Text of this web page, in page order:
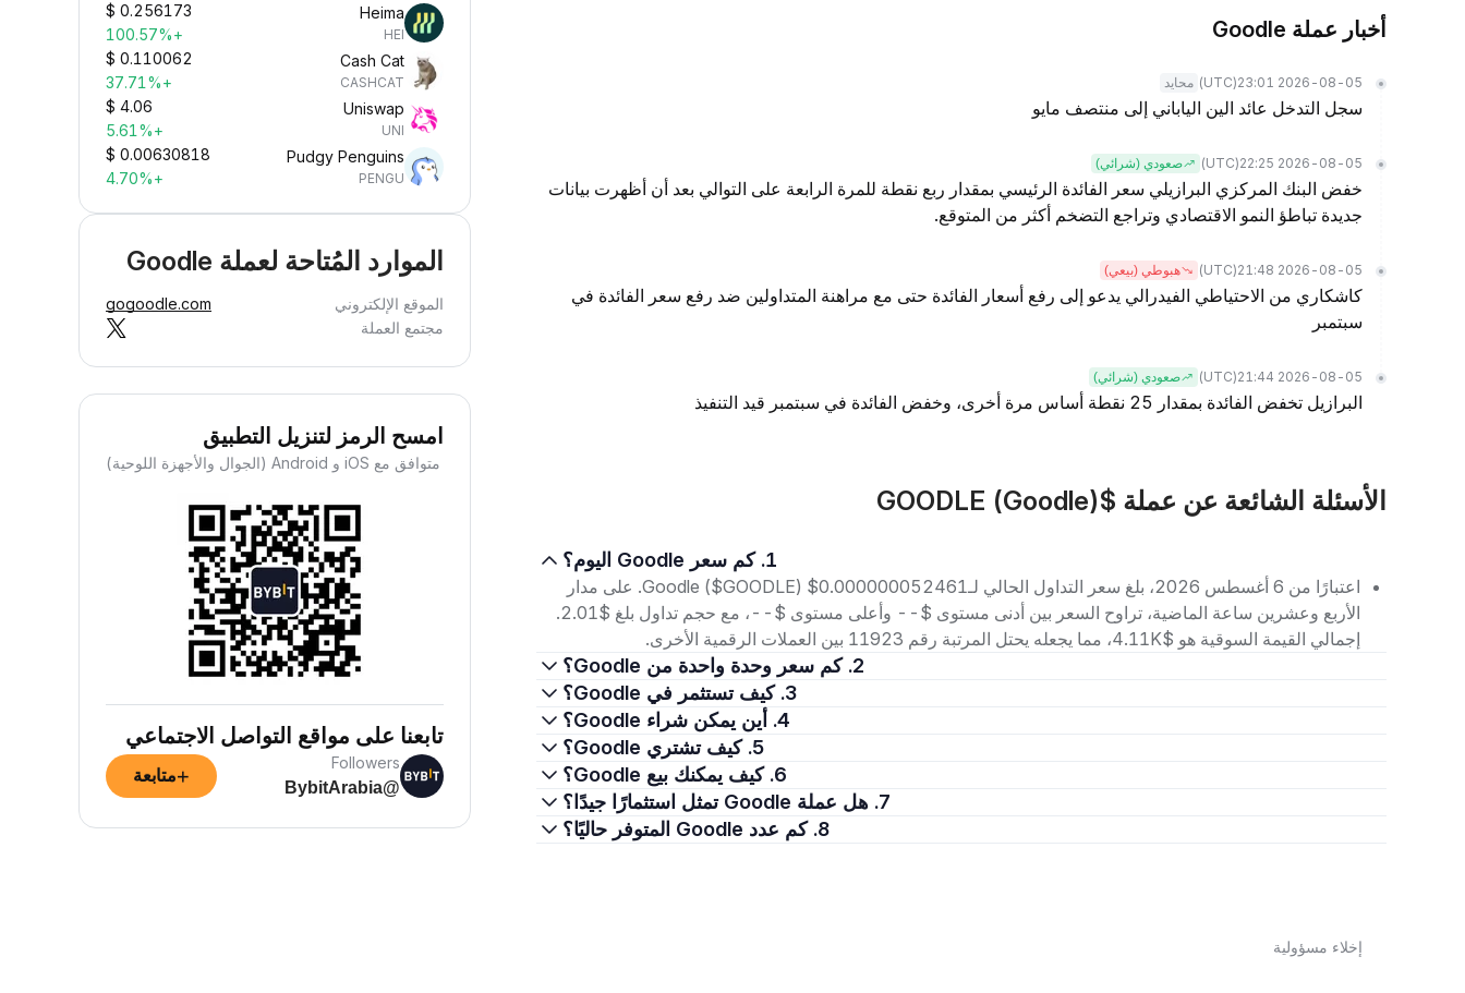
أخبار عملة Goodle
2026-08-05 23:01
(UTC) محايد
سجل التدخل عائد الين الياباني إلى منتصف مايو
2026-08-05 22:25
(UTC) صعودي (شرائي)
خفض البنك المركزي البرازيلي سعر الفائدة الرئيسي بمقدار ربع نقطة للمرة الرابعة على التوالي بعد أن أظهرت بيانات
جديدة تباطؤ النمو الاقتصادي وتراجع التضخم أكثر من المتوقع.
2026-08-05 21:48
(UTC) هبوطي (بيعي)
كاشكاري من الاحتياطي الفيدرالي يدعو إلى رفع أسعار الفائدة حتى مع مراهنة المتداولين ضد رفع سعر الفائدة في
سبتمبر
2026-08-05 21:44
(UTC) صعودي (شرائي)
البرازيل تخفض الفائدة بمقدار 25 نقطة أساس مرة أخرى، وخفض الفائدة في سبتمبر قيد التنفيذ
الأسئلة الشائعة عن عملة $GOODLE (Goodle)
1. كم سعر Goodle اليوم؟
اعتبارًا من 6 أغسطس 2026، بلغ سعر التداول الحالي لـGoodle ($GOODLE) $0.000000052461. على مدار
الأربع وعشرين ساعة الماضية، تراوح السعر بين أدنى مستوى $-- وأعلى مستوى $--، مع حجم تداول بلغ $2.01.
إجمالي القيمة السوقية هو $4.11K، مما يجعله يحتل المرتبة رقم 11923 بين العملات الرقمية الأخرى.
2. كم سعر وحدة واحدة من Goodle؟
3. كيف تستثمر في Goodle؟
4. أين يمكن شراء Goodle؟
5. كيف تشتري Goodle؟
6. كيف يمكنك بيع Goodle؟
7. هل عملة Goodle تمثل استثمارًا جيدًا؟
8. كم عدد Goodle المتوفر حاليًا؟
إخلاء مسؤولية
Heima
HEI
$ 0.256173
+100.57%
Cash Cat
CASHCAT
$ 0.110062
+37.71%
Uniswap
UNI
$ 4.06
+5.61%
Pudgy Penguins
PENGU
$ 0.00630818
+4.70%
الموارد المُتاحة لعملة Goodle
الموقع الإلكتروني
gogoodle.com
مجتمع العملة
امسح الرمز لتنزيل التطبيق
متوافق مع iOS و Android (الجوال والأجهزة اللوحية)
تابعنا على مواقع التواصل الاجتماعي
Followers
@BybitArabia
+متابعة